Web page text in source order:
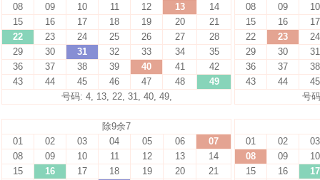
08
09 10 11 12 13
14
15
16 17 18 19 20
21
22
23 24 25 26 27
28
29
30 31 32 33 34
35
36
37 38 39 40 41
42
43
44 45 46 47 48
49
号码: 4, 13, 22, 31, 40, 49,
08
09
10
15
16
17
22
23
24
29
30
31
36
37
38
43
44
45
号
除9余7
01
02 03 04 05 06
07
08
09 10 11 12 13
14
15
16 17 18 19 20
21
01 02
03
08
09
10
15
16
17